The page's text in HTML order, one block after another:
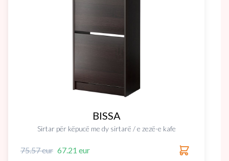
BISSA
Sirtar për këpucë me dy sirtarë / e zezë-e kafe
75.57 eur 67.21 eur